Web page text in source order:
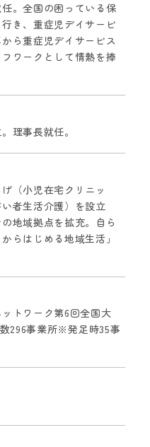
。全国の困っている保
き、重症児デイサービ
ら重症児デイサービス
ワークとして情熱を捧
理事長就任。
（小児在宅クリニッ
者生活介護）を設立
地域拠点を拡充。自ら
らはじめる地域生活」
トワーク第6回全国大
296事業所※発足時35事